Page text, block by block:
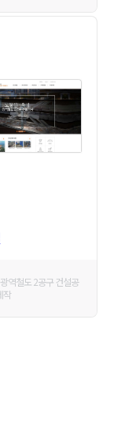
역철도 2공구 건설공
작